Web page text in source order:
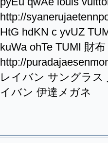
http://
HtG hdKN c yvUZ
kuWa ohTe TUMI 財
http://
レイバン サングラス
イバン 伊達メガネ